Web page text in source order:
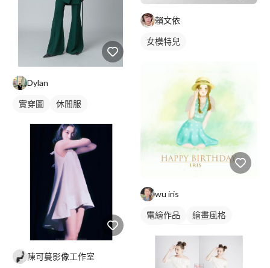
Dylan
實穿圖 休閒服
陳可蔓影像工作室
賴文依
女模特兒
wu iris
電繪作品
繪畫風格